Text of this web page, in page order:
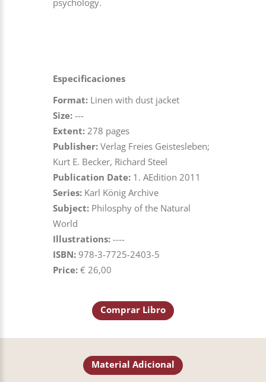
psychology.
Especificaciones
Format: Linen with dust jacket
Size: ---
Extent: 278 pages
Publisher: Verlag Freies Geistesleben;
Kurt E. Becker, Richard Steel
Publication Date: 1. AEdition 2011
Series: Karl König Archive
Subject: Philosphy of the Natural
World
Illustrations: ----
ISBN: 978-3-7725-2403-5
Price: € 26,00
Comprar Libro
Material Adicional